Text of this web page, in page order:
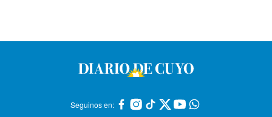
Seguinos en: